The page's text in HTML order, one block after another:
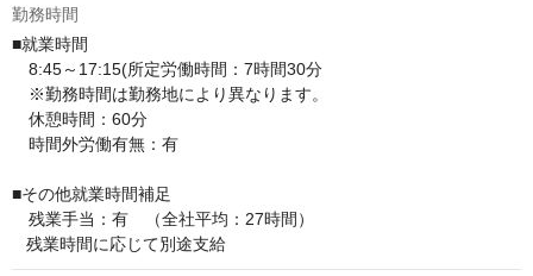
勤務時間
■就業時間
8:45～17:15(所定労働時間：7時間30分
※勤務時間は勤務地により異なります。
休憩時間：60分
時間外労働有無：有
■その他就業時間補足
残業手当：有　（全社平均：27時間）
   残業時間に応じて別途支給